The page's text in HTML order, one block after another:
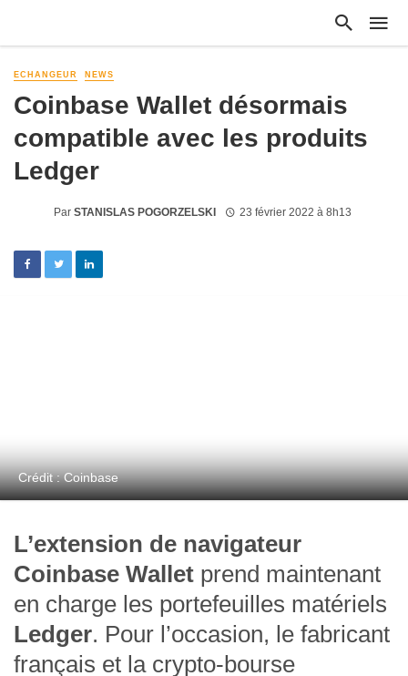
ECHANGEUR NEWS
Coinbase Wallet désormais
compatible avec les produits
Ledger
Par STANISLAS POGORZELSKI 23 février 2022 à 8h13
Crédit : Coinbase
L’extension de navigateur
Coinbase Wallet prend maintenant
en charge les portefeuilles matériels
Ledger. Pour l’occasion, le fabricant
français et la crypto-bourse